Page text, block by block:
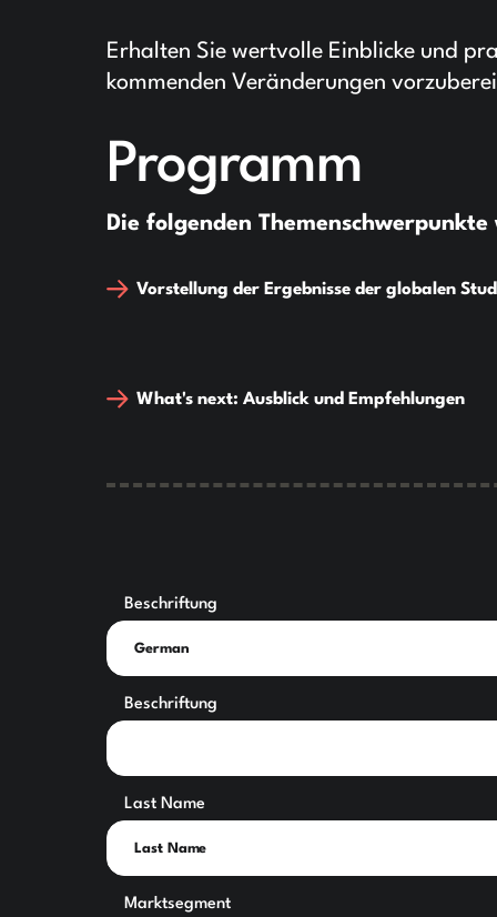
Erhalten Sie wertvolle Einblicke und
kommenden Veränderungen
Programm
Die folgenden
Vorstellung der Ergebnisse der globalen
What's next: Ausblick und Empfehlungen
Beschriftung
Beschriftung
Last Name
Marktsegment